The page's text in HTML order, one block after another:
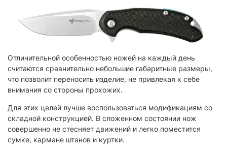
Отличительной особенностью ножей на каждый день
считаются сравнительно небольшие габаритные размеры,
что позволит переносить изделие, не привлекая к себе
внимания со стороны прохожих.
Для этих целей лучше воспользоваться модификациям со
складной конструкцией. В сложенном состоянии нож
совершенно не стесняет движений и легко поместится
сумке, кармане штанов и куртки.